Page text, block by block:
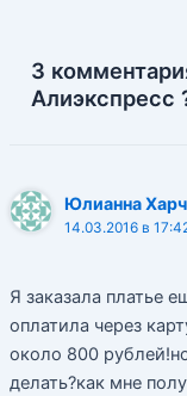
3
Алиэкспресс
Юлианна
14.03.2016 в
Я заказала платье
оплатила через
около 800
делать?как мне